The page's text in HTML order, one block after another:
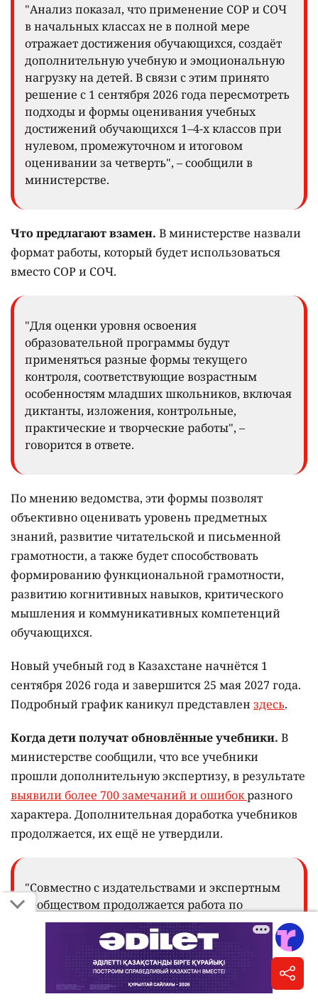
"Анализ показал, что применение СОР и СОЧ
в начальных классах не в полной мере
отражает достижения обучающихся, создаёт
дополнительную учебную и эмоциональную
нагрузку на детей. В связи с этим принято
решение с 1 сентября 2026 года пересмотреть
подходы и формы оценивания учебных
достижений обучающихся 1–4-х классов при
нулевом, промежуточном и итоговом
оценивании за четверть", – сообщили в
министерстве.
Что предлагают взамен. В министерстве назвали
формат работы, который будет использоваться
вместо СОР и СОЧ.
"Для оценки уровня освоения
образовательной программы будут
применяться разные формы текущего
контроля, соответствующие возрастным
особенностям младших школьников, включая
диктанты, изложения, контрольные,
практические и творческие работы", –
говорится в ответе.
По мнению ведомства, эти формы позволят
объективно оценивать уровень предметных
знаний, развитие читательской и письменной
грамотности, а также будет способствовать
формированию функциональной грамотности,
развитию когнитивных навыков, критического
мышления и коммуникативных компетенций
обучающихся.
Новый учебный год в Казахстане начнётся 1
сентября 2026 года и завершится 25 мая 2027 года.
Подробный график каникул представлен здесь.
Когда дети получат обновлённые учебники. В
министерстве сообщили, что все учебники
прошли дополнительную экспертизу, в результате
выявили более 700 замечаний и ошибокразного
характера. Дополнительная доработка учебников
продолжается, их ещё не утвердили.
"Совместно с издательствами и экспертным
сообществом продолжается работа по
устранению выявленных замечаний.
Дополнительное время необходимо для того,
чтобы все учебники соответствовали
установленным требованиям качества", –
отметили в министерстве.